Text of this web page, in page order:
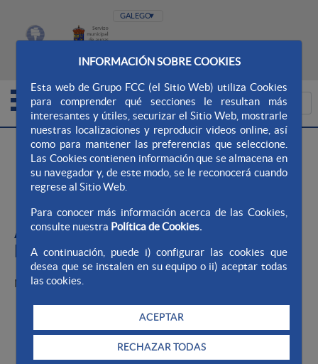
INFORMACIÓN SOBRE COOKIES
Esta web de Grupo FCC (el Sitio Web) utiliza Cookies
para comprender qué secciones le resultan más
interesantes y útiles, securizar el Sitio Web, mostrarle
nuestras localizaciones y reproducir videos online, así
como para mantener las preferencias que seleccione.
Las Cookies contienen información que se almacena en
su navegador y, de este modo, se le reconocerá cuando
regrese al Sitio Web.
Para conocer más información acerca de las Cookies,
consulte nuestra Política de Cookies.
A continuación, puede i) configurar las cookies que
desea que se instalen en su equipo o ii) aceptar todas
las cookies.
ACEPTAR
RECHAZAR TODAS
CANLE ÉTICO
Aqualia Ayto. Cosma Narón > O noso labor >
Contadores
Contadores
A/ INFORMACIÓN TÉCNICA SOBRE
INSTALACIONES
MONTAJE CONTADOR DN >= Calibre 40 MM